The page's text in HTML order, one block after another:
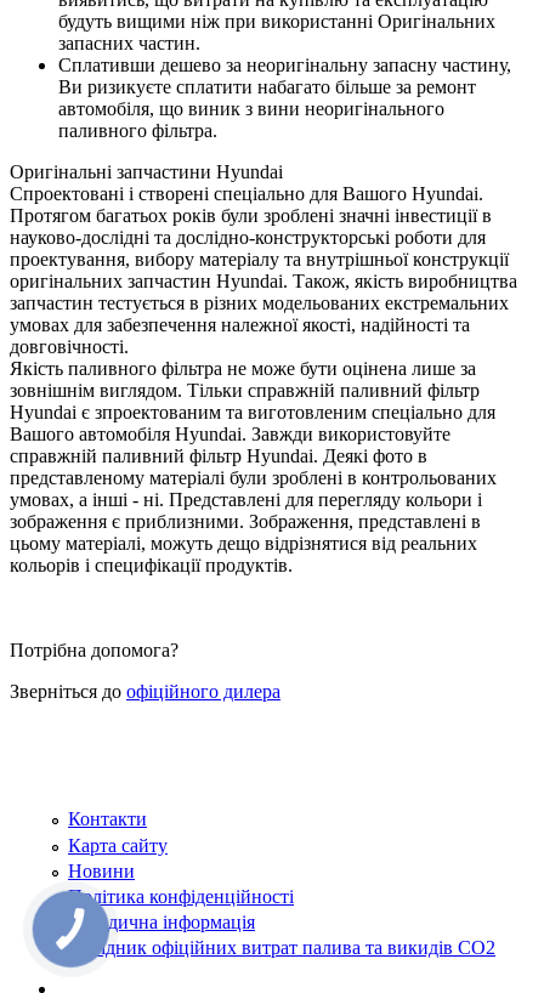
будуть вищими ніж при використанні Оригінальних
запасних частин.
Сплативши дешево за неоригінальну запасну частину,
Ви ризикуєте сплатити набагато більше за ремонт
автомобіля, що виник з вини неоригінального
паливного фільтра.
Оригінальні запчастини Hyundai
Спроектовані і створені спеціально для Вашого Hyundai.
Протягом багатьох років були зроблені значні інвестиції в
науково-дослідні та дослідно-конструкторські роботи для
проектування, вибору матеріалу та внутрішньої конструкції
оригінальних запчастин Hyundai. Також, якість виробництва
запчастин тестується в різних модельованих екстремальних
умовах для забезпечення належної якості, надійності та
довговічності.
Якість паливного фільтра не може бути оцінена лише за
зовнішнім виглядом. Тільки справжній паливний фільтр
Hyundai є зпроектованим та виготовленим спеціально для
Вашого автомобіля Hyundai. Завжди використовуйте
справжній паливний фільтр Hyundai. Деякі фото в
представленому матеріалі були зроблені в контрольованих
умовах, а інші - ні. Представлені для перегляду кольори і
зображення є приблизними. Зображення, представлені в
цьому матеріалі, можуть дещо відрізнятися від реальних
кольорів і специфікації продуктів.
Потрібна допомога?
Зверніться до офіційного дилера
Контакти
Карта сайту
Новини
Політика конфіденційності
Юридична інформація
Довідник офіційних витрат палива та викидів СО2
КНОПКА
ЗВ'ЯЗКУ